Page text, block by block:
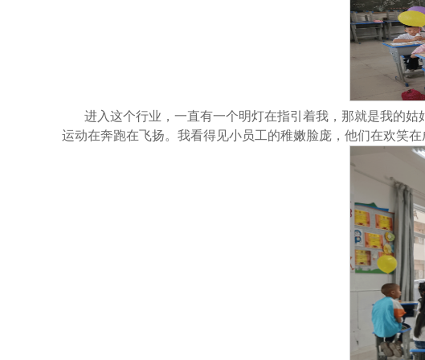
进入这个行业，一直有一个明灯在指引着我，那就是我的
运动在奔跑在飞扬。我看得见小员工的稚嫩脸庞，他们在欢笑在